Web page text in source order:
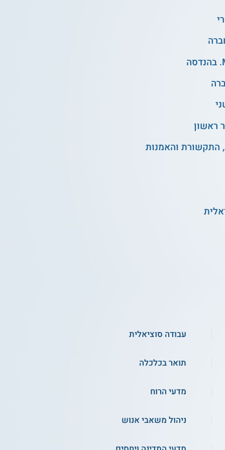
ראשון
התקשורת והאמנות
עבודה סוציאלית
תואר בכלכלה
מדעי הרוח
ניהול משאבי אנוש